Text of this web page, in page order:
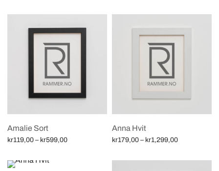
kr119,00
kr599,00
kr119,00
kr599,00
Amalie Sort
kr119,00 – kr599,00Price
Anna Hvit
kr179,00 – kr1,299,00Price
kr179,00